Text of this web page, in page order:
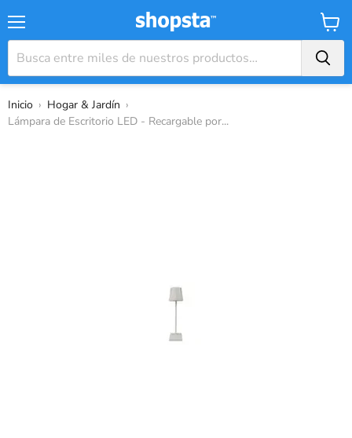
Carrito
Inicio › Hogar & Jardín ›
Lámpara de Escritorio LED - Recargable por...